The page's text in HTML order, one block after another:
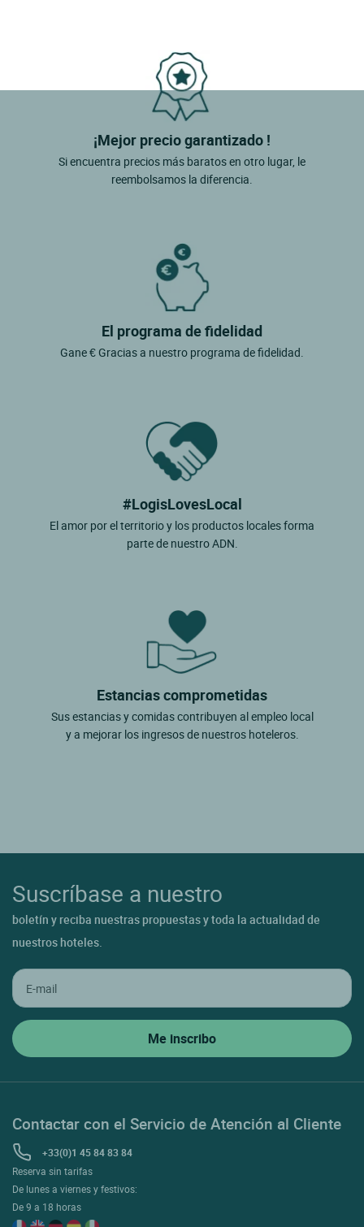
¡Mejor precio garantizado !
Si encuentra precios más baratos en otro lugar, le
reembolsamos la diferencia.
El programa de fidelidad
Gane € Gracias a nuestro programa de fidelidad.
#LogisLovesLocal
El amor por el territorio y los productos locales forma
parte de nuestro ADN.
Estancias comprometidas
Sus estancias y comidas contribuyen al empleo local
y a mejorar los ingresos de nuestros hoteleros.
Suscríbase a nuestro
boletín y reciba nuestras propuestas y toda la actualidad de
nuestros hoteles.
Contactar con el Servicio de Atención al Cliente
+33(0)1 45 84 83 84
Reserva sin tarifas
De lunes a viernes y festivos:
De 9 a 18 horas